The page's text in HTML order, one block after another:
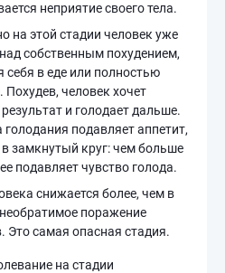
неприятие своего тела.
на этой стадии человек уже
собственным похудением,
себя в еде или полностью
Похудев, человек хочет
и голодает дальше.
голодания подавляет аппетит,
замкнутый круг: чем больше
подавляет чувство голода.
снижается более, чем в
поражение
Это самая опасная стадия.
на стадии